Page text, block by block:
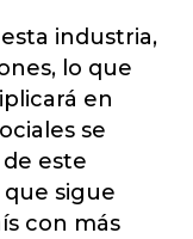
industria,
lo que
en
se
este
sigue
con más